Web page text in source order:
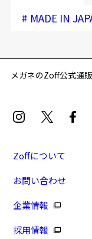
再入荷お知ら
MADE IN
商品番号：
価：￥7,900
# MADE IN
メガネのZoff公式通販
Zoffについて
お問い合わせ
企業情報
採用情報